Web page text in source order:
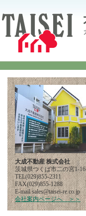
大成不動産 株式会社
茨城県つくば市二の宮1-
TEL(029)855-2311
FAX(029)855-1288
E-mailpj.oc.er-iesiat@selas
会社案内ページへ ＞＞